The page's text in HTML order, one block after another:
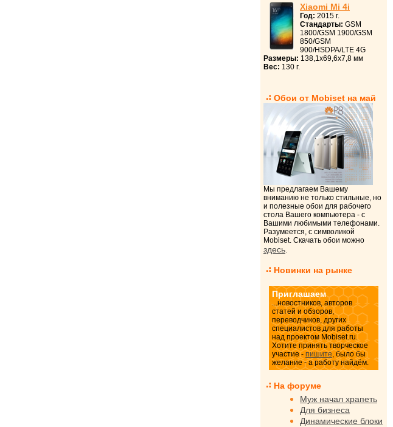
Xiaomi Mi 4i
Год: 2015 г.
Стандарты: GSM
1800/GSM 1900/GSM
850/GSM
900/HSDPA/LTE 4G
Размеры: 138,1x69,6x7,8 мм
Вес: 130 г.
Обои от Mobiset на май
Мы предлагаем Вашему
вниманию не только стильные, но
и полезные обои для рабочего
стола Вашего компьютера - с
Вашими любимыми телефонами.
Разумеется, с символикой
Mobiset. Скачать обои можно
здесь.
Новинки на рынке
Приглашаем
...новостников, авторов
статей и обзоров,
переводчиков, других
специалистов для работы
над проектом Mobiset.ru.
Хотите принять творческое
участие - пишите, было бы
желание - а работу найдём.
На форуме
Муж начал храпеть
Для бизнеса
Динамические блоки